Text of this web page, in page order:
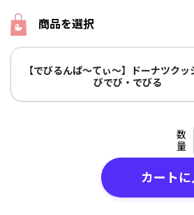
商品を選択
【でびるんぱ～てぃ～】ドーナツクッ
びでび・でびる
数
量
カートに